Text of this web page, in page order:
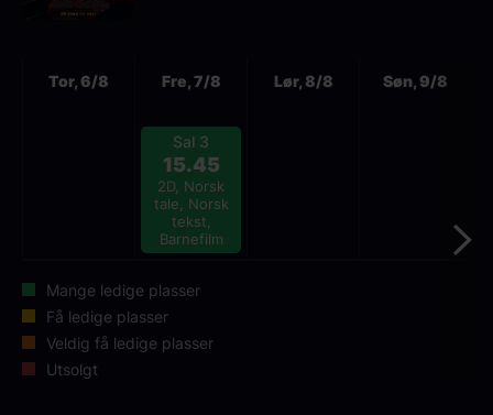
Tor, 6/8 Fre, 7/8
Sal 3
15.45
2D, Norsk
tale, Norsk
tekst,
Barnefilm
Lør, 8/8 Søn, 9/8
Mange ledige plasser
Få ledige plasser
Veldig få ledige plasser
Utsolgt